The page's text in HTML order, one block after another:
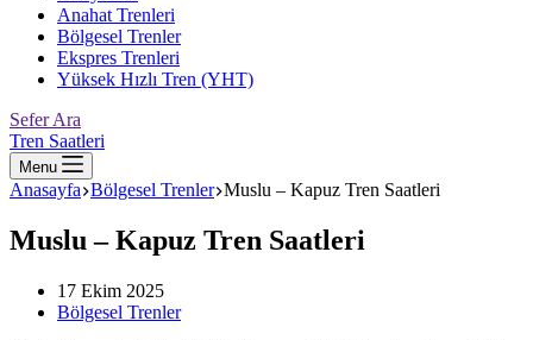
Anahat Trenleri
Bölgesel Trenler
Ekspres Trenleri
Yüksek Hızlı Tren (YHT)
Sefer Ara
Tren Saatleri
Menu
Anasayfa Bölgesel Trenler Muslu – Kapuz Tren Saatleri
Muslu – Kapuz Tren Saatleri
17 Ekim 2025
Bölgesel Trenler